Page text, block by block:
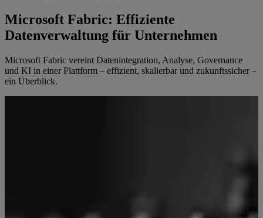
Microsoft Fabric: Effiziente
Datenverwaltung für Unternehmen
Microsoft Fabric vereint Datenintegration, Analyse, Governance
und KI in einer Plattform – effizient, skalierbar und zukunftssicher –
ein Überblick.